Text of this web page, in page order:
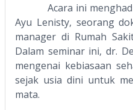
Acara ini
Ayu Lenisty, seorang
manager di Rumah
Dalam seminar ini, dr.
mengenai kebiasaan
sejak usia dini untuk
mata.